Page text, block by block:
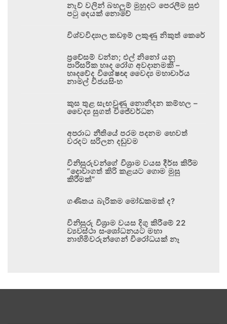
නැව් වලින් බහලුම් මුහුදට පෙරලීම සුළු
පටු දෙයක් නොවේ
විශ්වවිද්‍යාල කඩඉම් ලකුණු නිකුත් කෙරේ
ප්‍රවේසම් වන්න; එල් නිනෝ යනු
පාරිසරික හෘද රෝග අවදානමකි –
හෘදවේද විශේෂඥ වෛද්‍ය මහාචාර්ය
නාමල් විජයසිංහ
කුස තුළ සැඟවුණු නොනිදන කම්හල –
වෛද්‍ය සුගත් විජේවර්ධන
අපරාධ නීතියේ පරම පදනම හෙවත්
වරදට සරිලන දඬුවම
විනිසුරුවන්ගේ විශ්‍රාම වයස දීර්ඝ කිරීම
“දොවාගත් කිරි කළයට ගොම මුසු
කිරීමක්”
ගණිතය බැරිකම මෝඩකමක් ද?
විනිසුරු විශ්‍රාම වයස දිගු කිරීමේ 22
ව්‍යවස්ථා සංශෝධනයට මහා
නාහිමිවරුන්ගෙන් විරෝධයක් නෑ